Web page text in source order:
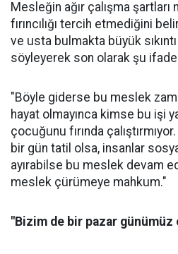
Mesleğin ağır çalışma
fırıncılığı tercih etmediğini
ve usta bulmakta büyük sıkıntı
söyleyerek son olarak şu
"Böyle giderse bu meslek
hayat olmayınca kimse bu işi
çocuğunu fırında
bir gün tatil olsa, insanlar
ayırabilse bu meslek devam
meslek çürümeye mahkum."
"Bizim de bir pazar günümüz